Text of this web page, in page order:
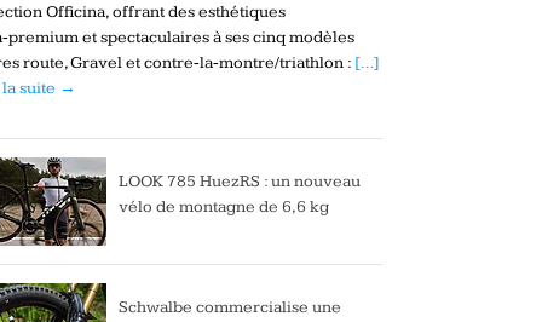
Officina, offrant des esthétiques
et spectaculaires à ses cinq modèles
route, Gravel et contre‑la‑montre/triathlon : […]
suite →
LOOK 785 HuezRS : un nouveau
vélo de montagne de 6,6 kg
Schwalbe commercialise une